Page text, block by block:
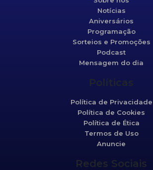
Notícias
Aniversários
Programação
Sorteios e Promoções
Podcast
Mensagem do dia
Políticas
Política de Privacidade
Política de Cookies
Política de Ética
Termos de Uso
Anuncie
Redes Sociais